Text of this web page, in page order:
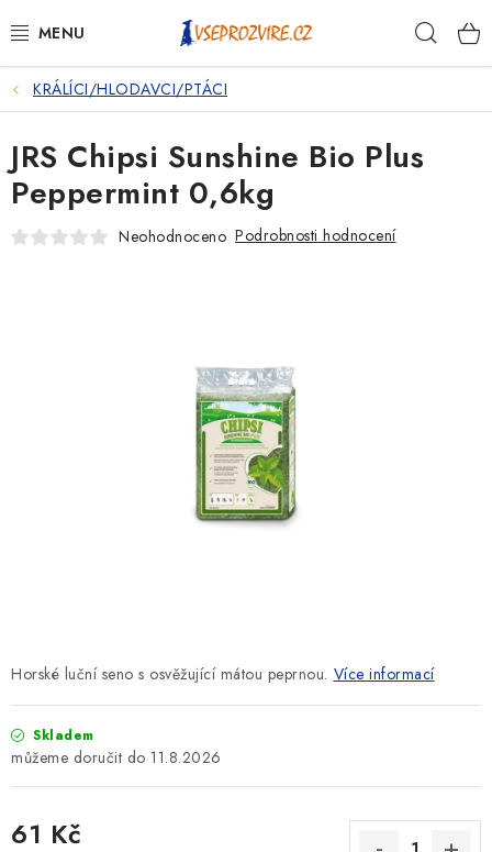
na
PSI
KOČKY
KONĚ
KRÁLÍCI/HLODAVCI/PTÁCI
KRÁLÍCI/HLODAVCI/PTÁCI
Horské luční seno s osvěžující mátou peprnou. Více informací
Skladem
11.8.2026
61 Kč
JRS Chipsi Sunshine Bio Plus
Peppermint 0,6kg
Neohodnoceno Podrobnosti hodnocení